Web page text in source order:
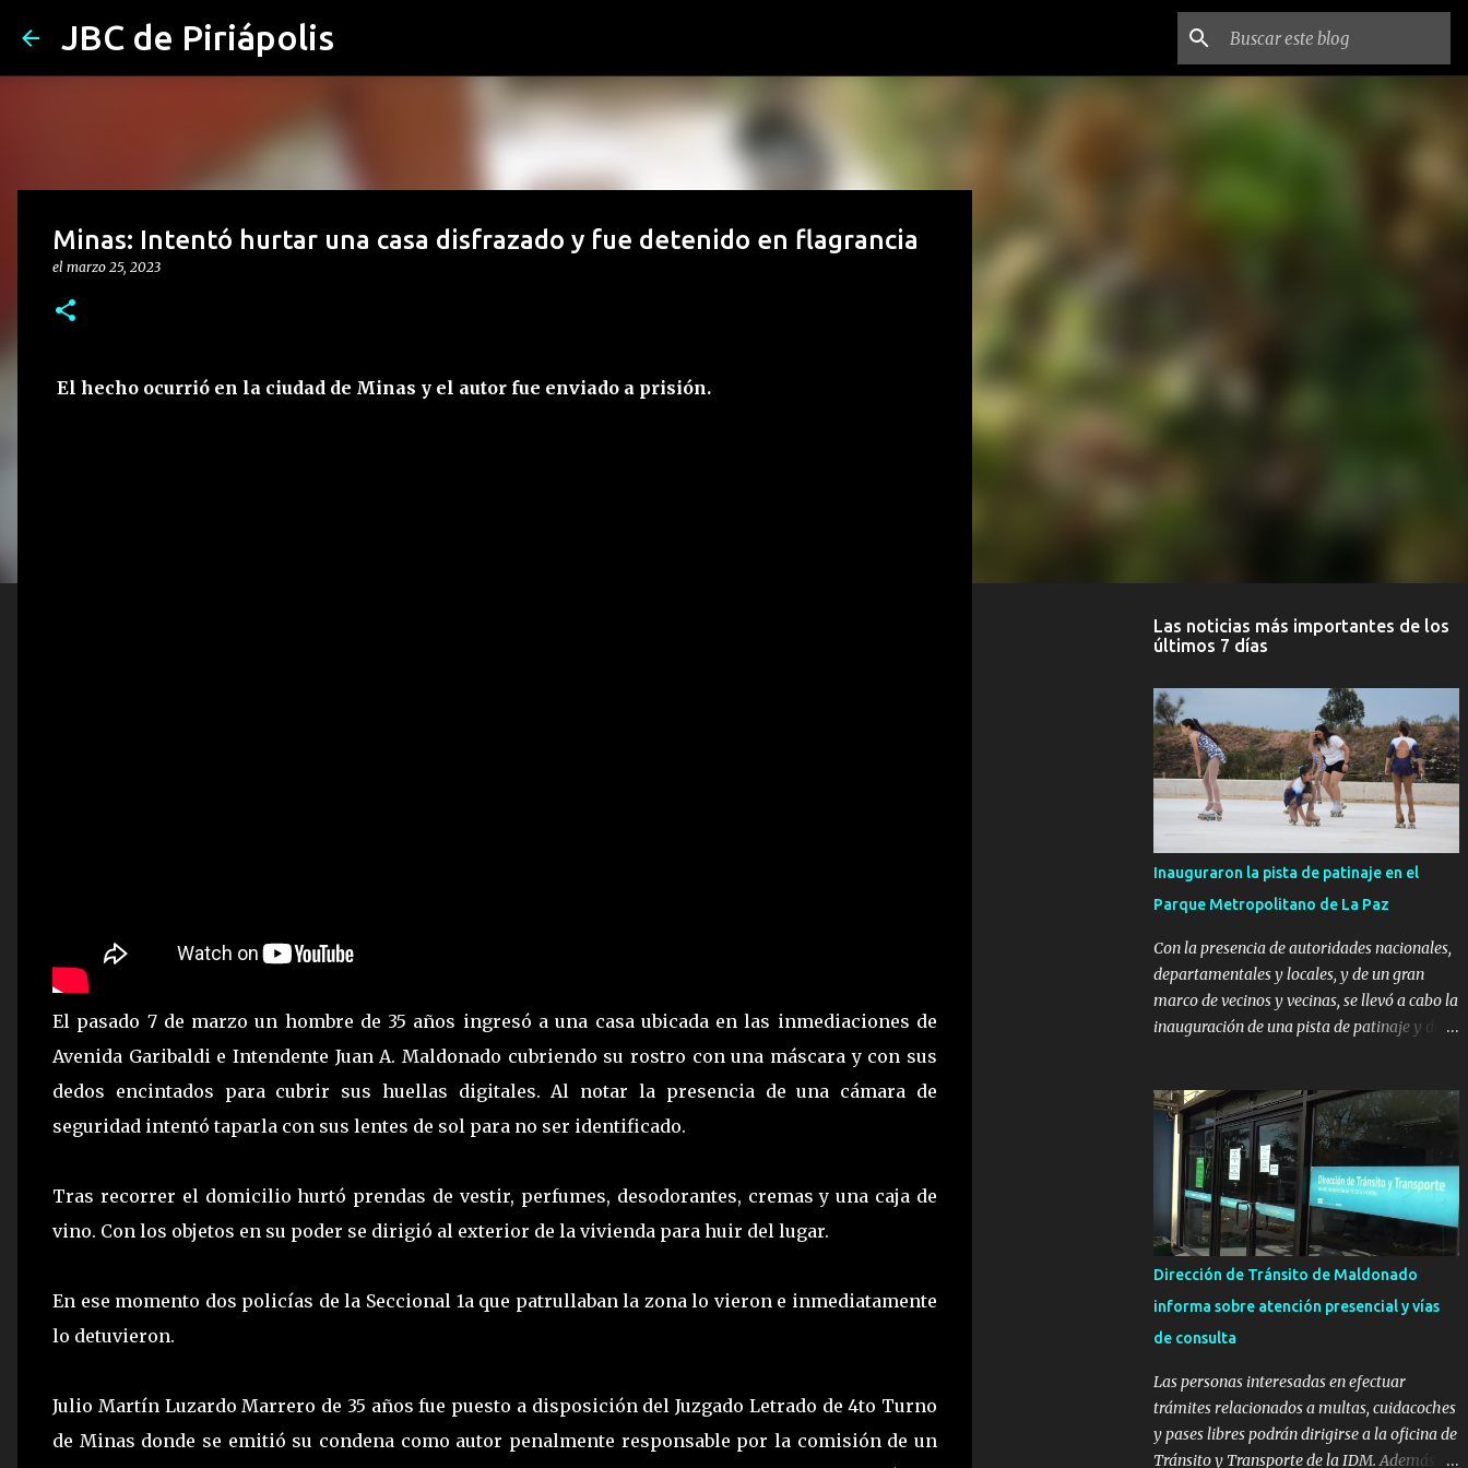
JBC de Piriápolis
Minas: Intentó hurtar una casa disfrazado y fue detenido en flagrancia
el marzo 25, 2023
El hecho ocurrió en la ciudad de Minas y el autor fue enviado a prisión.
El pasado 7 de marzo un hombre de 35 años ingresó a una casa ubicada en las inmediaciones de
Avenida Garibaldi e Intendente Juan A. Maldonado cubriendo su rostro con una máscara y con sus
dedos encintados para cubrir sus huellas digitales. Al notar la presencia de una cámara de
seguridad intentó taparla con sus lentes de sol para no ser identificado.
Tras recorrer el domicilio hurtó prendas de vestir, perfumes, desodorantes, cremas y una caja de
vino. Con los objetos en su poder se dirigió al exterior de la vivienda para huir del lugar.
En ese momento dos policías de la Seccional 1a que patrullaban la zona lo vieron e inmediatamente
lo detuvieron.
Julio Martín Luzardo Marrero de 35 años fue puesto a disposición del Juzgado Letrado de 4to Turno
de Minas donde se emitió su condena como autor penalmente responsable por la comisión de un
Las noticias más importantes de los
últimos 7 días
Inauguraron la pista de patinaje en el
Parque Metropolitano de La Paz
Con la presencia de autoridades nacionales,
departamentales y locales, y de un gran
marco de vecinos y vecinas, se llevó a cabo la
inauguración de una pista de patinaje y de
con el apoyo del Fondo + Local que es
impulsado por el Programa Uruguay
Integra, de la Dirección de Descentralización
e Inversión Pública de OPP, así como aportes
del Gobierno de Canelones y del Ministerio
de Transporte y Obras Públicas. La nueva
infraestructura deportiva consiste en una
hormigón sobre sus laterales. Su destino
será polifuncional, permitiendo la práctica
de eventos culturales. Próximo a la pista, se
instalaron juegos infantiles y equipamiento
urbano (bancos de hormigón y sets de
Dirección de Tránsito de Maldonado
informa sobre atención presencial y vías
de consulta
Las personas interesadas en efectuar
trámites relacionados a multas, cuidacoches
y pases libres podrán dirigirse a la oficina de
Tránsito y Transporte de la IDM. Además, la